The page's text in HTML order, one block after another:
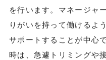
を行います。マネージャ
りがいを持って働けるよ
サポートすることが中心
時は、急遽トリミングや